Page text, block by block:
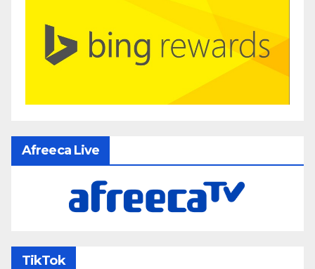
Afreeca Live
TikTok